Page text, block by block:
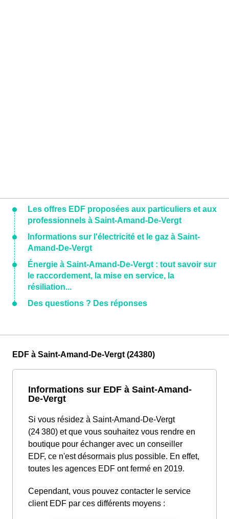
Les offres EDF proposées aux particuliers et aux
professionnels à Saint-Amand-De-Vergt
Informations sur l'électricité et le gaz à Saint-
Amand-De-Vergt
Énergie à Saint-Amand-De-Vergt : tout savoir sur
le raccordement, la mise en service, la
résiliation...
Des questions ? Des réponses
EDF à Saint-Amand-De-Vergt (24380)
Informations sur EDF à Saint-Amand-
De-Vergt
Si vous résidez à Saint-Amand-De-Vergt
(24 380) et que vous souhaitez vous rendre en
boutique pour échanger avec un conseiller
EDF, ce n'est désormais plus possible. En effet,
toutes les agences EDF ont fermé en 2019.
Cependant, vous pouvez contacter le service
client EDF par ces différents moyens :